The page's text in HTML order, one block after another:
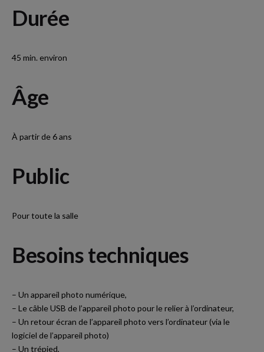
Durée
45 min. environ
Âge
À partir de 6 ans
Public
Pour toute la salle
Besoins techniques
– Un appareil photo numérique,
– Le câble USB de l’appareil photo pour le relier à l’ordinateur,
– Un retour écran de l’appareil photo vers l’ordinateur (via le
logiciel de l’appareil photo)
– Un trépied,